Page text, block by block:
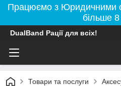
Працюємо з Юридичними
більше 8
DualBand Рації для всіх!
Товари та послуги